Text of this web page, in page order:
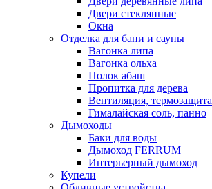
Двери стеклянные
Окна
Отделка для бани и сауны
Вагонка липа
Вагонка ольха
Полок абаш
Пропитка для дерева
Вентиляция, термозащита
Гималайская соль, панно
Дымоходы
Баки для воды
Дымоход FERRUM
Интерьерный дымоход
Купели